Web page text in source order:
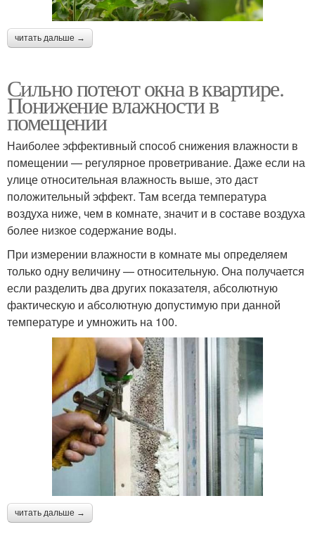
читать дальше →
Сильно потеют окна в квартире.
Понижение влажности в
помещении
Наиболее эффективный способ снижения влажности в
помещении — регулярное проветривание. Даже если на
улице относительная влажность выше, это даст
положительный эффект. Там всегда температура
воздуха ниже, чем в комнате, значит и в составе воздуха
более низкое содержание воды.
При измерении влажности в комнате мы определяем
только одну величину — относительную. Она получается
если разделить два других показателя, абсолютную
фактическую и абсолютную допустимую при данной
температуре и умножить на 100.
читать дальше →